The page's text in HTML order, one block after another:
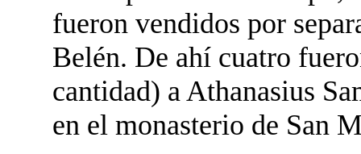
fueron vendidos por
Belén. De ahí cuatro
cantidad) a Athanasius
en el monasterio de San